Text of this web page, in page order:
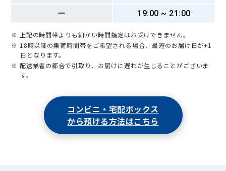
ー
19:00 ~ 21:00
※ 上記の時間帯よりも細かい時間指定はお受けできません。
※ 18時以降の集荷時間帯をご希望される場合、最短のお届け日が+1
日となります。
※ 配送業者の都合で引取り、お届けに遅れが生じることがございま
す。
コンビニ・宅配ボックス
から預ける方法はこちら